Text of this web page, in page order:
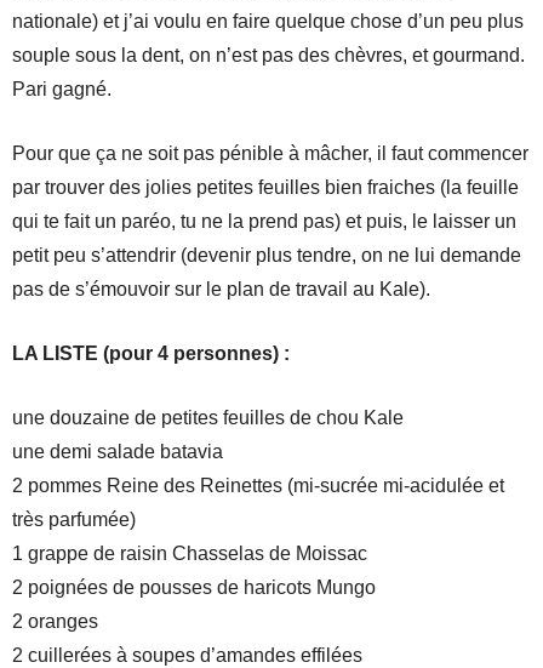
nationale) et j’ai voulu en faire quelque chose d’un peu plus
souple sous la dent, on n’est pas des chèvres, et gourmand.
Pari gagné.
Pour que ça ne soit pas pénible à mâcher, il faut commencer
par trouver des jolies petites feuilles bien fraiches (la feuille
qui te fait un paréo, tu ne la prend pas) et puis, le laisser un
petit peu s’attendrir (devenir plus tendre, on ne lui demande
pas de s’émouvoir sur le plan de travail au Kale).
LA LISTE (pour 4 personnes) :
une douzaine de petites feuilles de chou Kale
une demi salade batavia
2 pommes Reine des Reinettes (mi-sucrée mi-acidulée et
très parfumée)
1 grappe de raisin Chasselas de Moissac
2 poignées de pousses de haricots Mungo
2 oranges
2 cuillerées à soupes d’amandes effilées